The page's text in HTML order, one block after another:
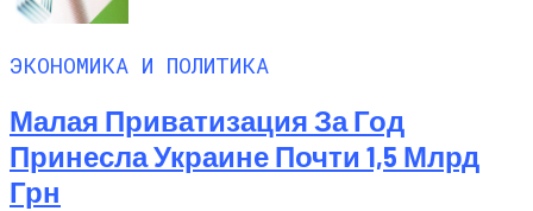
ЭКОНОМИКА И ПОЛИТИКА
Малая Приватизация За Год
Принесла Украине Почти 1,5 Млрд
Грн